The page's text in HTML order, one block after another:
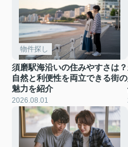
物件探し
須磨駅海沿いの住みやすさは？
自然と利便性を両立できる街の
魅力を紹介
2026.08.01